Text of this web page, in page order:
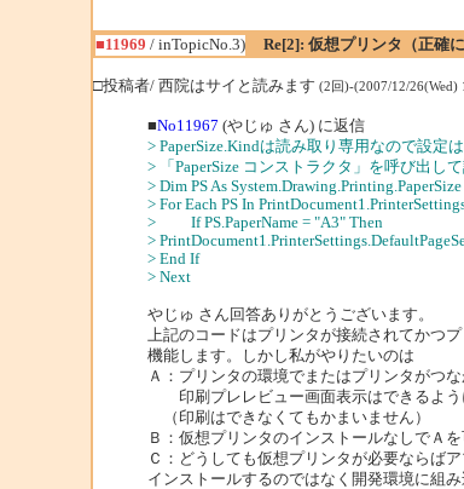
■11969 / inTopicNo.3)
Re[2]: 仮想プリンタ（正確
□投稿者/ 西院はサイと読みます (2回)-(2007/12/26(Wed)
■No11967 (やじゅ さん) に返信
> PaperSize.Kindは読み取り専用なので設定は
> 「PaperSize コンストラクタ」を呼び出し
> Dim PS As System.Drawing.Printing.PaperSize
> For Each PS In
> If PS.PaperName = "A3" Then
>
> End If
> Next
やじゅ さん回答ありがとうございます。
上記のコードはプリンタが接続されてかつ
機能します。しかし私がやりたいのは
Ａ：プリンタの環境でまたはプリンタがつ
印刷プレレビュー画面表示はできるよう
（印刷はできなくてもかまいません）
Ｂ：仮想プリンタのインストールなしでＡ
Ｃ：どうしても仮想プリンタが必要ならば
インストールするのではなく開発環境に組